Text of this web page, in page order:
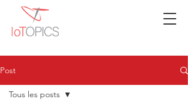
Post
Tous les posts